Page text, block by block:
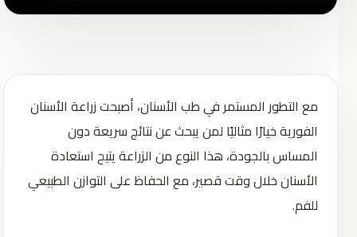
مع التطور المستمر في طب الأسنان، أصبحت زراعة الأسنان
الفورية خيارًا مثاليًا لمن يبحث عن نتائج سريعة دون
المساس بالجودة، هذا النوع من الزراعة يتيح استعادة
الأسنان خلال وقت قصير، مع الحفاظ على التوازن الطبيعي
للفم.